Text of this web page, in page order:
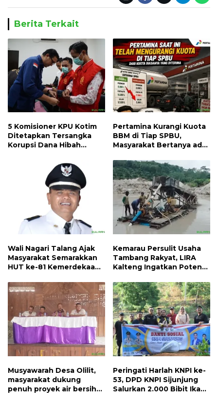
Berita Terkait
5 Komisioner KPU Kotim
Ditetapkan Tersangka
Korupsi Dana Hibah
ditaksir 10 Milyard
Pertamina Kurangi Kuota
BBM di Tiap SPBU,
Masyarakat Bertanya ada
Wali Nagari Talang Ajak
Masyarakat Semarakkan
HUT ke-81 Kemerdekaan
Bendera Merah Putih
Kemarau Persulit Usaha
Tambang Rakyat, LIRA
Kalteng Ingatkan Potensi
Hidup
Musyawarah Desa Olilit,
masyarakat dukung
penuh proyek air bersih
Peringati Harlah KNPI ke-
53, DPD KNPI Sijunjung
Salurkan 2.000 Bibit Ikan